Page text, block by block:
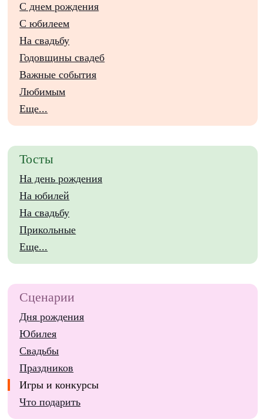
С днем рождения
С юбилеем
На свадьбу
Годовщины свадеб
Важные события
Любимым
Еще...
Тосты
На день рождения
На юбилей
На свадьбу
Прикольные
Еще...
Сценарии
Дня рождения
Юбилея
Свадьбы
Праздников
Игры и конкурсы
Что подарить